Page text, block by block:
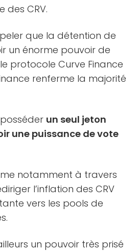
des CRV.
que la détention de
un énorme pouvoir de
protocole Curve Finance
renferme la majorité
un seul jeton
une puissance de vote
notamment à travers
l’inflation des CRV
vers les pools de
un pouvoir très prisé